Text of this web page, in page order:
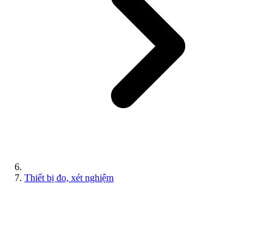
Thiết bị đo, xét nghiệm